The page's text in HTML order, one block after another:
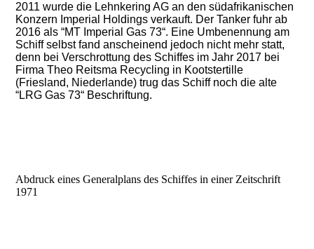
2011 wurde die Lehnkering AG an den südafrikanischen
Konzern Imperial Holdings verkauft. Der Tanker fuhr ab
2016 als “MT Imperial Gas 73“. Eine Umbenennung am
Schiff selbst fand anscheinend jedoch nicht mehr statt,
denn bei Verschrottung des Schiffes im Jahr 2017 bei
Firma Theo Reitsma Recycling in Kootstertille
(Friesland, Niederlande) trug das Schiff noch die alte
“LRG Gas 73“ Beschriftung.
Abdruck eines Generalplans des Schiffes in einer Zeitschrift
1971